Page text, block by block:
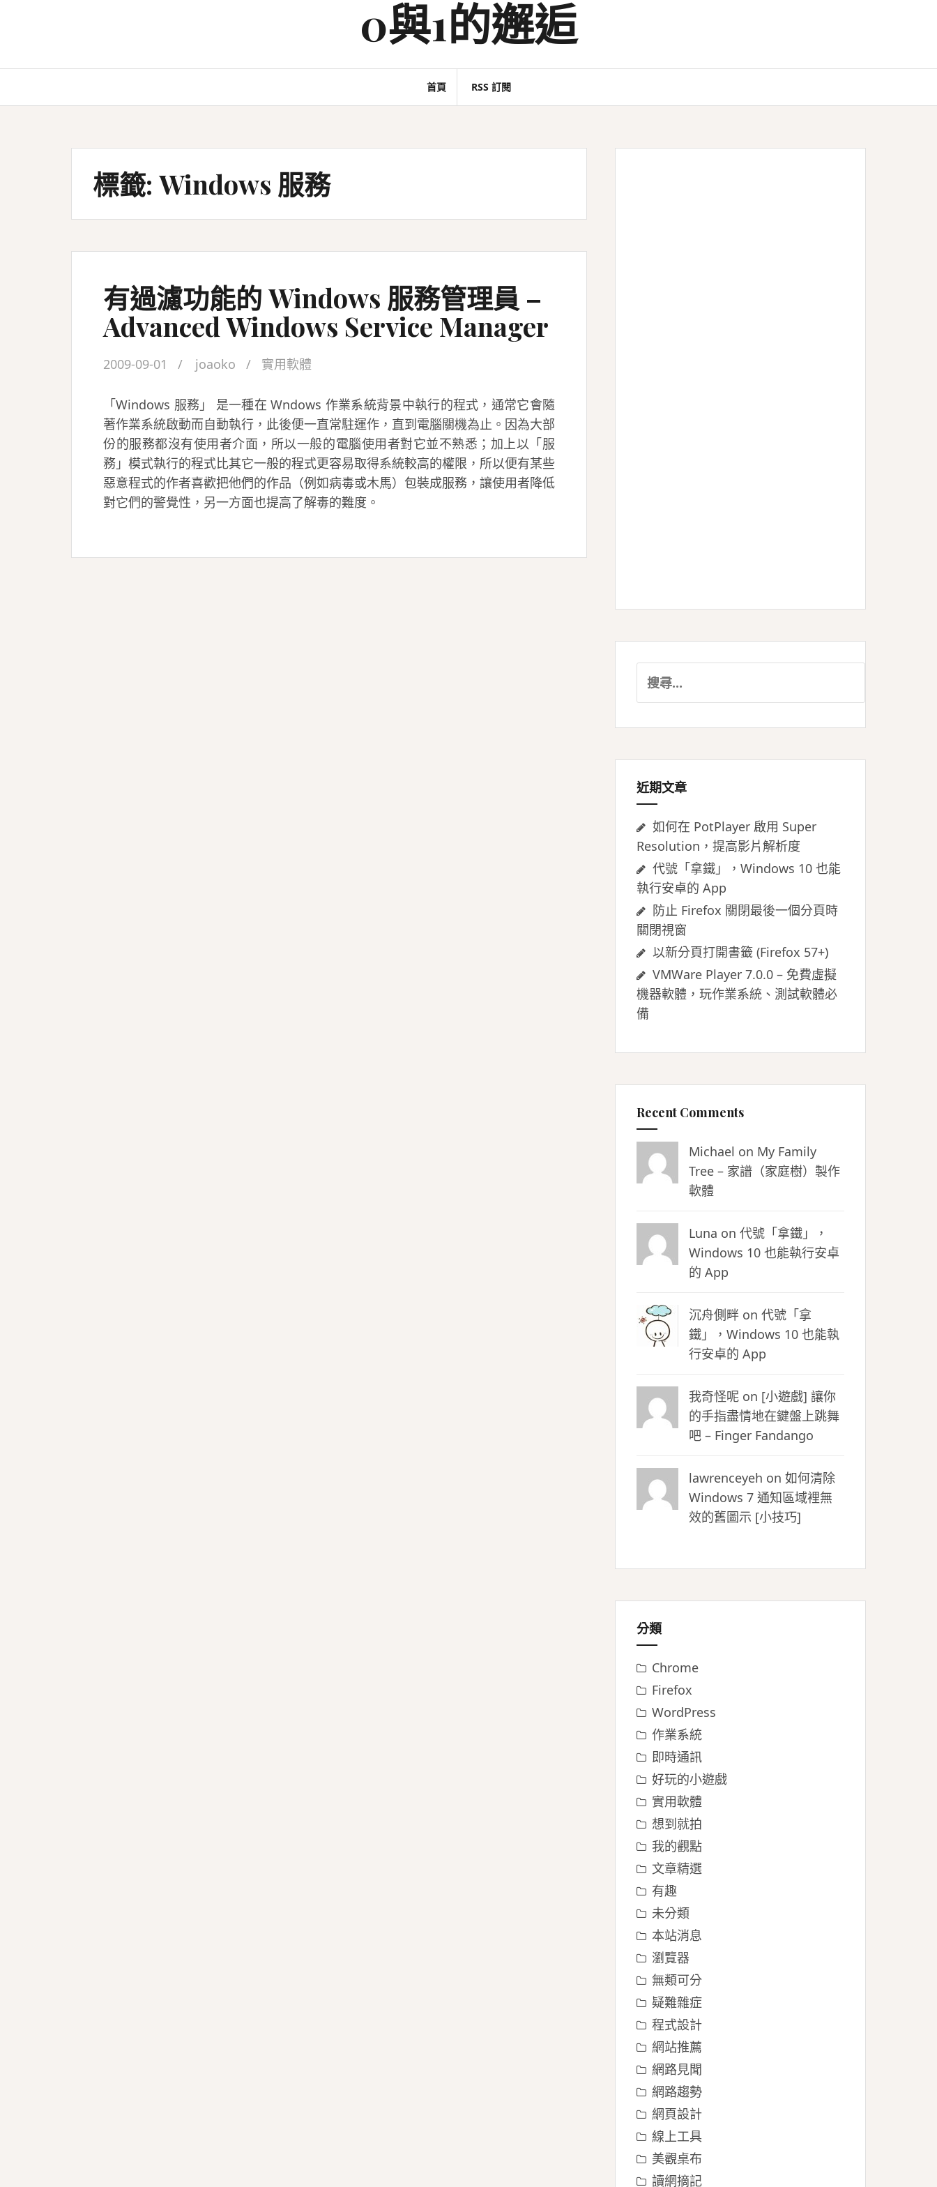
0與1的邂逅
首頁 RSS 訂閱
標籤: Windows 服務
有過濾功能的 Windows 服務管理員 –
Advanced Windows Service Manager
2009-09-01 joaoko 實用軟體
「Windows 服務」 是一種在 Wndows 作業系統背景中執行的程式，通常它會隨
著作業系統啟動而自動執行，此後便一直常駐運作，直到電腦關機為止。因為大部
份的服務都沒有使用者介面，所以一般的電腦使用者對它並不熟悉；加上以「服
務」模式執行的程式比其它一般的程式更容易取得系統較高的權限，所以便有某些
惡意程式的作者喜歡把他們的作品（例如病毒或木馬）包裝成服務，讓使用者降低
對它們的警覺性，另一方面也提高了解毒的難度。
尋
鍵
近期文章
如何在 PotPlayer 啟用 Super
Resolution，提高影片解析度
代號「拿鐵」，Windows 10 也能
執行安卓的 App
防止 Firefox 關閉最後一個分頁時
關閉視窗
以新分頁打開書籤 (Firefox 57+)
VMWare Player 7.0.0 – 免費虛擬
機器軟體，玩作業系統、測試軟體必
備
Recent Comments
Michael on My Family
Tree – 家譜（家庭樹）製作
軟體
Luna on 代號「拿鐵」，
Windows 10 也能執行安卓
的 App
沉舟側畔 on 代號「拿
鐵」，Windows 10 也能執
行安卓的 App
我奇怪呢 on [小遊戲] 讓你
的手指盡情地在鍵盤上跳舞
吧 – Finger Fandango
lawrenceyeh on 如何清除
Windows 7 通知區域裡無
效的舊圖示 [小技巧]
分類
Chrome
Firefox
WordPress
作業系統
即時通訊
好玩的小遊戲
實用軟體
想到就拍
我的觀點
文章精選
有趣
未分類
本站消息
瀏覽器
無類可分
疑難雜症
程式設計
網站推薦
網路見聞
網路趨勢
網頁設計
線上工具
美觀桌布
讀網摘記